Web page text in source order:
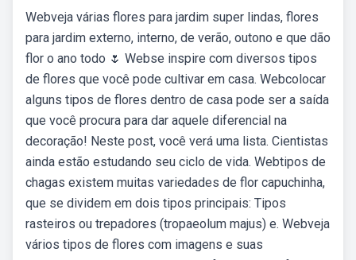
Webveja várias flores para jardim super lindas, flores
para jardim externo, interno, de verão, outono e que dão
flor o ano todo 🌷 Webse inspire com diversos tipos
de flores que você pode cultivar em casa. Webcolocar
alguns tipos de flores dentro de casa pode ser a saída
que você procura para dar aquele diferencial na
decoração! Neste post, você verá uma lista. Cientistas
ainda estão estudando seu ciclo de vida. Webtipos de
chagas existem muitas variedades de flor capuchinha,
que se dividem em dois tipos principais: Tipos
rasteiros ou trepadores (tropaeolum majus) e. Webveja
vários tipos de flores com imagens e suas